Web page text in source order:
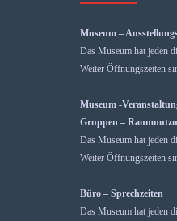
Museum –
Das Museum hat jeden
Weiter Öffnungszeiten
Museum -
Gruppen –
Das Museum hat jeden
Weiter Öffnungszeiten
Büro – Sprechzeiten
Das Museum hat jeden